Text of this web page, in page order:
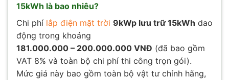
15kWh là bao nhiêu?
Chi phí lắp điện mặt trời 9kWp lưu trữ 15kWh dao
động trong khoảng
181.000.000 – 200.000.000 VNĐ (đã bao gồm
VAT 8% và toàn bộ chi phí thi công trọn gói).
Mức giá này bao gồm toàn bộ vật tư chính hãng,